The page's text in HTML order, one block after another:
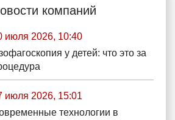
компаний
июля 2026, 10:40
у детей: что это за
июля 2026, 15:01
технологии в